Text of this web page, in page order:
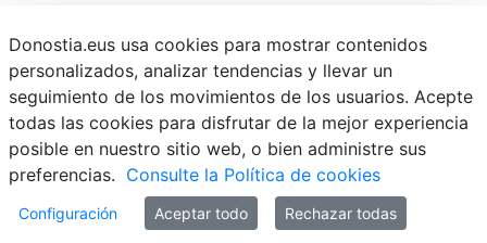
© Donostiako Udala - Ayuntamiento de Donostia / San Sebastián
Ijentea 1, 20003 Donostia / San Sebastián
Aviso legal
Política de privacidad
Política de cookies
Declaración de accesibilidad
Donostia.eus usa cookies para mostrar contenidos
personalizados, analizar tendencias y llevar un
seguimiento de los movimientos de los usuarios. Acepte
todas las cookies para disfrutar de la mejor experiencia
posible en nuestro sitio web, o bien administre sus
preferencias. Consulte la Política de cookies
Configuración Aceptar todo Rechazar todas